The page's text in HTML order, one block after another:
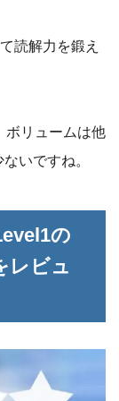
読解力を鍛え
ボリュームは他
いですね。
の
レビュ